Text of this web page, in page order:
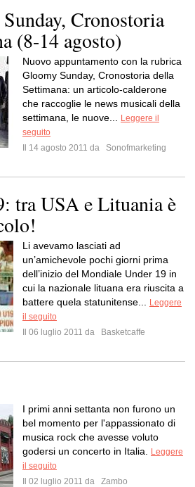
Cronostoria
(8-14 agosto)
Nuovo appuntamento con la rubrica
Gloomy Sunday, Cronostoria della
Settimana: un articolo-calderone
che raccoglie le news musicali della
settimana, le nuove...
Leggere il
seguito
Il 14 agosto 2011 da
Sonofmarketing
tra USA e Lituania è
Li avevamo lasciati ad
un’amichevole pochi giorni prima
dell’inizio del Mondiale Under 19 in
cui la nazionale lituana era riuscita a
battere quela statunitense...
Leggere
il seguito
Il 06 luglio 2011 da
Basketcaffe
I primi anni settanta non furono un
bel momento per l'appassionato di
musica rock che avesse voluto
godersi un concerto in Italia.
Leggere
il seguito
Il 02 luglio 2011 da
Zambo